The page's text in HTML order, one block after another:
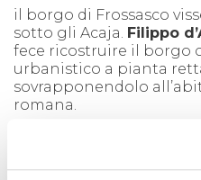
il borgo di Frossasco
sotto gli Acaja. Filippo
fece ricostruire il borgo
urbanistico a pianta
sovrapponendolo
romana.
. Di queste
nord e di Pinerolo a sud